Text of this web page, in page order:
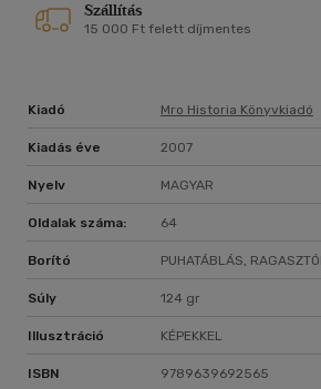
Szállítás
15 000 Ft felett díjmentes
Kiadó Mro Historia Könyvkiadó
Kiadás éve 2007
Nyelv MAGYAR
Oldalak száma: 64
Borító PUHATÁBLÁS,
Súly 124 gr
Illusztráció KÉPEKKEL
ISBN 9789639692565